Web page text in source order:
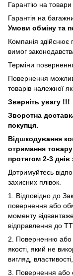
Гарантію на
Гарантія на
Умови обміну та
Компанія здійснює
вимог
Терміни
Повернення
товарів належної
Зверніть увагу !!!
Зворотна
покупця.
Відшкодування
отримання
протягом 2-3
Дотримуйтесь
захисних плівок.
1. Відповідно до
повернення або
моменту
відправлення до
2. Поверненню або
якості, який не
вигляд,
3. Повернення або